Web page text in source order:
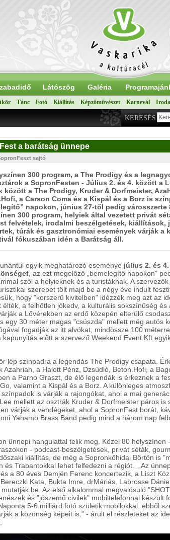
Látószög Galéria
Tánc Fotó Kiállítás Képzőművészet Karnevál
KERESÉS
a barátság ünnepe
sajtó
300 program, a The Prodigy és a
a SopronFesten - Július 2. és 4. között a
között a The Prodigy, Kruder & Dorfmeister,
a Carson Coma és a Kispál és a Borz is
napokon, június 27-től pedig városszerte
300 program, helyiek által vezetett privát
felvételek, irodalmi beszélgetések, kiállítások,
túrák és gasztronómiai események várják a
fókuszában idén a Barátság áll.
egyik meghatározó eseménye július 2. és
, az ezt megelőző „bemelegítő napokon"
szól a helyieknek és a turistáknak. A szervezők
szerepet tölt majd be a négy éve indult
hogy "korszerű kivitelben" idézzék meg azt az
a felhőtlen jókedv, a kulturális sokszínűség és
a Lővérekben az erdő közepén elterülő
egy 30 méter magas "csúszda" mellett még autós
fogadják az itt alvókat, mindössze 100
előtt a szervező Weekend Event Kft
lép színpadra a legendás The Prodigy csapata.
a Halott Pénz, Dzsúdló, Beton.Hofi, a
a Parno Graszt, de élő legendák is érkeznek a
valamint a Kispál és a Borz. A különleges
is várják a rajongókat, ahol a mai
mellett az osztrák Kruder & Dorfmeister páros is
várják a vendégeket, ahol a SopronFest borát,
Yahamo Brass Band pedig mind a három nap
ünnepi hangulattal telik meg. Közel 80 helyszínen
- podcast-beszélgetések, privát séták,
kiállítás, de még a Sopronkőhidai Börtön is
és Trabantokkal lehet felfedezni a régiót. „Az
a 80 éves Demjén Ferenc koncertezik, a Liszt
Kata, Bukta Imre, drMáriás, Labrosse
be. Az első alkalommal megvalósuló
és "jószemű civilek" mobiltelefonnal készült
5-6 milliárd fotó születik mobilokkal, ebből
a közönség képeit is." - árult el részleteket az